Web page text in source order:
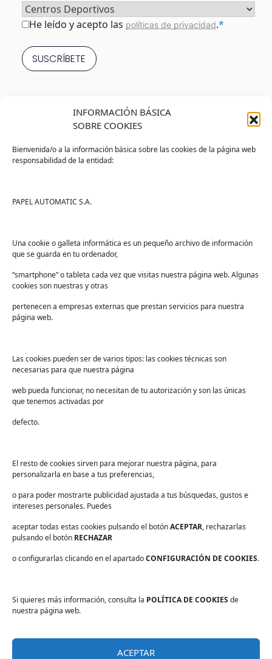
INFORMACIÓN BÁSICA
SOBRE COOKIES
Bienvenida/o a la información básica sobre las cookies de la página web
responsabilidad de la entidad:
PAPEL AUTOMATIC S.A.
Una cookie o galleta informática es un pequeño archivo de información
que se guarda en tu ordenador,
“smartphone” o tableta cada vez que visitas nuestra página web. Algunas
cookies son nuestras y otras
pertenecen a empresas externas que prestan servicios para nuestra
página web.
Las cookies pueden ser de varios tipos: las cookies técnicas son
necesarias para que nuestra página
web pueda funcionar, no necesitan de tu autorización y son las únicas
que tenemos activadas por
defecto.
El resto de cookies sirven para mejorar nuestra página, para
personalizarla en base a tus preferencias,
o para poder mostrarte publicidad ajustada a tus búsquedas, gustos e
intereses personales. Puedes
aceptar todas estas cookies pulsando el botónACEPTAR, rechazarlas
pulsando el botón RECHAZAR
o configurarlas clicando en el apartadoCONFIGURACIÓN DE COOKIES.
Si quieres más información, consulta la POLÍTICA DE COOKIES de
nuestra página web.
ACEPTAR
Sector*
Consentimiento*
He leído y acepto las políticas de privacidad.*
Sanidad
Educación
Centros deportivos
Servicios
Industria alimentaria
Tienda PAPELMATIC
Lista de deseos
Términos y condiciones
Devoluciones
Suscríbete para recibir noticias exclusivas y ofertas.
Correo
electrónico*
sector *
Consentimiento*
He leído y acepto laspolíticas de privacidad.*
Aviso legal
Protección de datos
Política de cookies